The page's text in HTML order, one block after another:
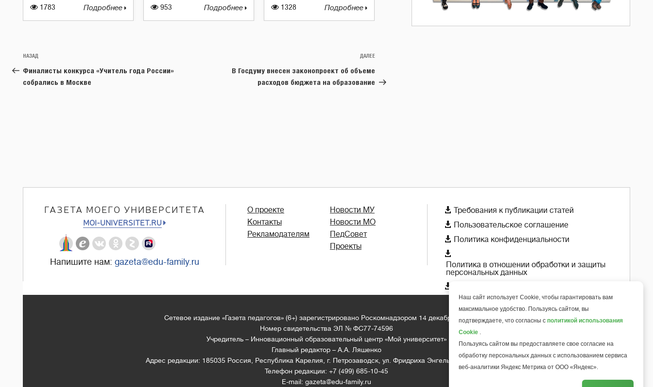
1783 Подробнее 953 Подробнее 1328 Подробнее
Навигация
по
записям
Предыдущая
запись:
НАЗАД
Финалисты конкурса «Учитель года России»
собрались в Москве
Следующая
ДАЛЕЕ
В Госдуму внесен законопроект об объеме
расходов бюджета на образование
ГАЗЕТА МОЕГО УНИВЕРСИТЕТА
MOI-UNIVERSITET.RU
Напишите нам: gazeta@edu-family.ru
О проекте
Контакты
Рекламодателям
Новости МУ
Новости МО
ПедСовет
Проекты
 Требования к публикации статей
 Пользовательское соглашение
 Политика конфиденциальности

Политика в отношении обработки и защиты
персональных данных

Сетевое издание «Газета педагогов» (6+) зарегистрировано Роскомнадзором 14 декабря 2018 года
Номер свидетельства ЭЛ № ФС77-74596
Учредитель – Инновационный образовательный центр «Мой университет»
Главный редактор – А.А. Ляшенко
Адрес редакции: 185035 Россия, Республика Карелия, г. Петрозаводск, ул. Фридриха Энгельса д.10, офис 211
Телефон редакции: +7 (499) 685-10-45
E-mail: gazeta@edu-family.ru
6+
Наш сайт использует Cookie, чтобы гарантировать вам
максимальное удобство. Пользуясь сайтом, вы
подтверждаете, что согласны с политикой использования
Cookie .
Пользуясь сайтом вы предоставляете свое согласие на
обработку персональных данных с использованием сервиса
веб-аналитики Яндекс Метрика от ООО «Яндекс».